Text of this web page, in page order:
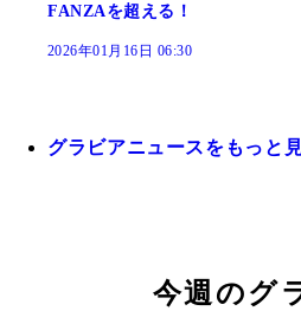
FANZAを超える！
2026年01月16日 06:30
グラビアニュースをもっと
今週のグ